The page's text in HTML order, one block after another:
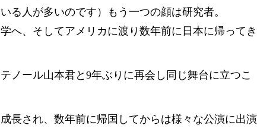
る人が多いのです）もう一つの顔は研究者。
へ、そしてアメリカに渡り数年前に日本に帰ってき
ノール山本君と9年ぶりに再会し同じ舞台に立つこ
長され、数年前に帰国してからは様々な公演に出演